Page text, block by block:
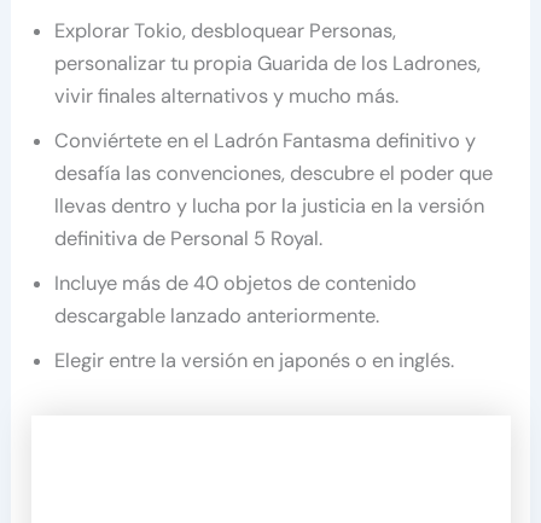
Explorar Tokio, desbloquear Personas,
personalizar tu propia Guarida de los Ladrones,
vivir finales alternativos y mucho más.
Conviértete en el Ladrón Fantasma definitivo y
desafía las convenciones, descubre el poder que
llevas dentro y lucha por la justicia en la versión
definitiva de Personal 5 Royal.
Incluye más de 40 objetos de contenido
descargable lanzado anteriormente.
Elegir entre la versión en japonés o en inglés.